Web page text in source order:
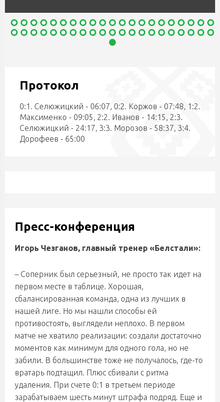
Протокол
0:1. Селюжицкий - 06:07, 0:2. Коржов - 07:48, 1:2.
Максименко - 09:05, 2:2. Иванов - 14:15, 2:3.
Селюжицкий - 24:17, 3:3. Морозов - 58:37, 3:4.
Дорофеев - 65:00
Пресс-конференция
Игорь Чезганов, главный тренер «Белстали»:
– Соперник был серьезный, не просто так идет на
первом месте в таблице. Хорошая,
сбалансированная команда, одна из лучших в
нашей лиге. Но мы нашли способы ей
противостоять, выглядели неплохо. В первом
матче не хватило реализации: создали достаточно
моментов как минимум для одного гола, но не
забили. В большинстве тоже не получалось, где-то
вратарь подтащил. Плюс сбивали с ритма
удаления. При счете 0:1 в третьем периоде
зарабатываем шесть минут штрафа подряд. Еще и